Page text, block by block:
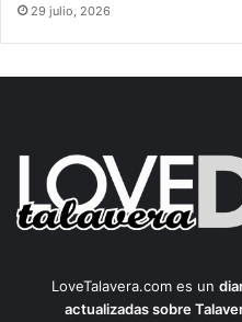
29 julio, 2026
LoveTalavera.com es un
actualizadas sobre